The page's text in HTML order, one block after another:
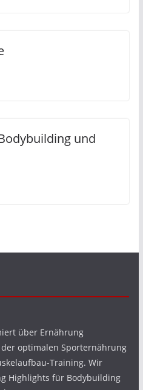
und
über Ernährung
optimalen Sporternährung
Training. Wir
Highlights für Bodybuilding